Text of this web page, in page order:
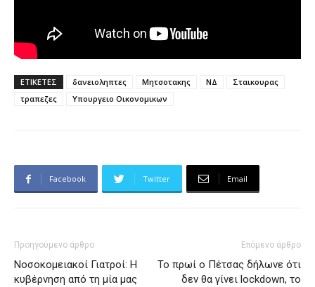
ΕΤΙΚΕΤΕΣ δανειοληπτες Μητσοτακης ΝΔ
Σταικουρας
τραπεζες
Υπουργειο Οικονομικων
Facebook Twitter Email
Προηγούμενο άρθρο
Νοσοκομειακοί Γιατροί: Η
κυβέρνηση από τη μία μας
Επόμενο άρθρο
Το πρωί ο Πέτσας δήλωνε ότι
δεν θα γίνει lockdown, το